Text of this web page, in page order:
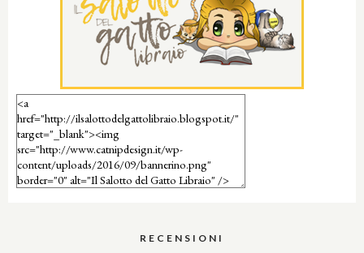
RECENSIONI